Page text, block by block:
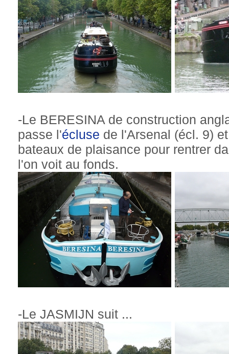
-Le BERESINA de construction
passe l'écluse de l'Arsenal (écl. 9)
bateaux de plaisance pour rentrer
l'on voit au fonds.
-Le JASMIJN suit ...